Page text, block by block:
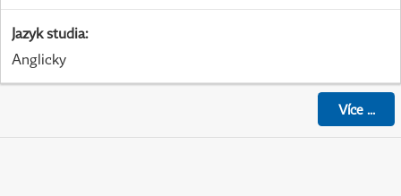
Jazyk studia:
Anglicky
Více...